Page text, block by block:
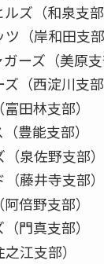
ズ（和泉支部
（岸和田支部
ーズ（美原支
（西淀川支部
田林支部）
豊能支部）
泉佐野支部）
藤井寺支部）
倍野支部）
門真支部）
江支部）